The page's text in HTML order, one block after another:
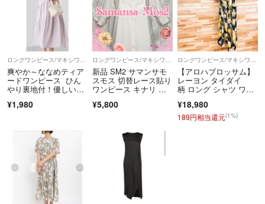
ロングワンピース/マキシワンピース
爽やか～ななめティア
ードワンピース ひん
やり裏地付！優しいグ
¥1,980
ロングワンピース/マキシワンピース
新品 SM2 サマンサモ
スモス 切替レース貼り
ワンピース キナリ ペ
¥5,800
ロングワンピース/マキシワンピース
【アロハブロッサム】
レーヨン タイダイ
柄 ロング シャツ ワン
×イエロー オープンカ
ラー 半袖 ドレス
¥18,980
189円相当還元(1%)